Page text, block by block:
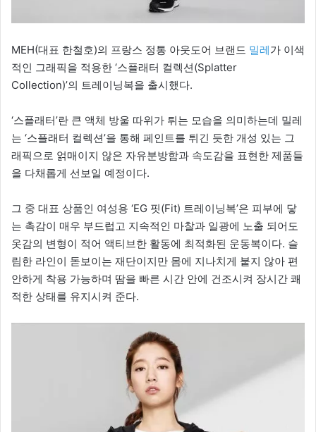
MEH(대표 한철호)의 프랑스 정통 아웃도어 브랜드 밀레가 이색
적인 그래픽을 적용한 ‘스플래터 컬렉션(Splatter
Collection)’의 트레이닝복을 출시했다.
‘스플래터’란 큰 액체 방울 따위가 튀는 모습을 의미하는데 밀레
는 ‘스플래터 컬렉션’을 통해 페인트를 튀긴 듯한 개성 있는 그
래픽으로 얽매이지 않은 자유분방함과 속도감을 표현한 제품들
을 다채롭게 선보일 예정이다.
그 중 대표 상품인 여성용 ‘EG 핏(Fit) 트레이닝복’은 피부에 닿
는 촉감이 매우 부드럽고 지속적인 마찰과 일광에 노출 되어도
옷감의 변형이 적어 액티브한 활동에 최적화된 운동복이다. 슬
림한 라인이 돋보이는 재단이지만 몸에 지나치게 붙지 않아 편
안하게 착용 가능하며 땀을 빠른 시간 안에 건조시켜 장시간 쾌
적한 상태를 유지시켜 준다.